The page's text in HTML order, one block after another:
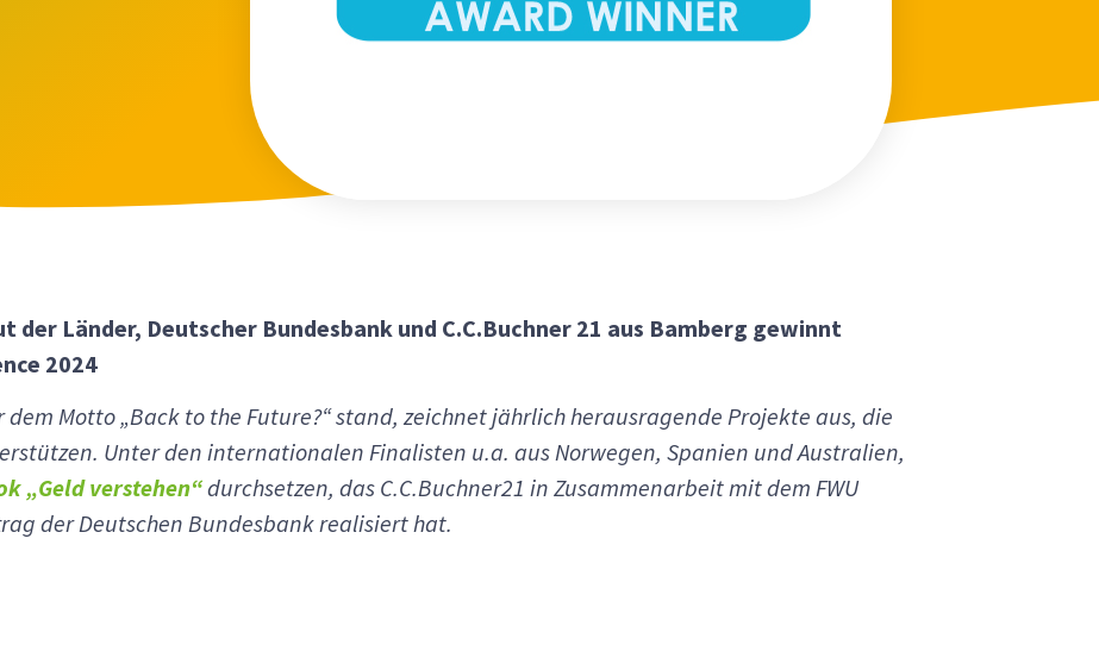
Länder, Deutscher Bundesbank und C.C.Buchner 21 aus Bamberg gewinnt
2024
Motto „Back to the Future?“ stand, zeichnet jährlich herausragende Projekte aus, die
Unter den internationalen Finalisten u.a. aus Norwegen, Spanien und Australien,
„Geld verstehen“durchsetzen, das C.C.Buchner21 in Zusammenarbeit mit dem FWU
der Deutschen Bundesbank realisiert hat.